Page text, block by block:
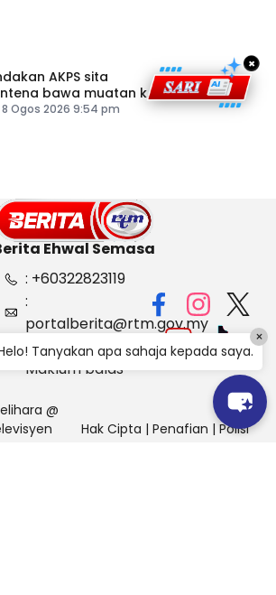
AKPS sita
bawa muatan ke
bukti ketegasan
8 Ogos 2026 9:54 pm
×
Ehwal Semasa
: +60322823119
:
portalberita@rtm.gov.my
: Aduan &
Maklum balas
@
Hak Cipta | Penafian | Polisi
Tanyakan apa sahaja kepada saya.
×